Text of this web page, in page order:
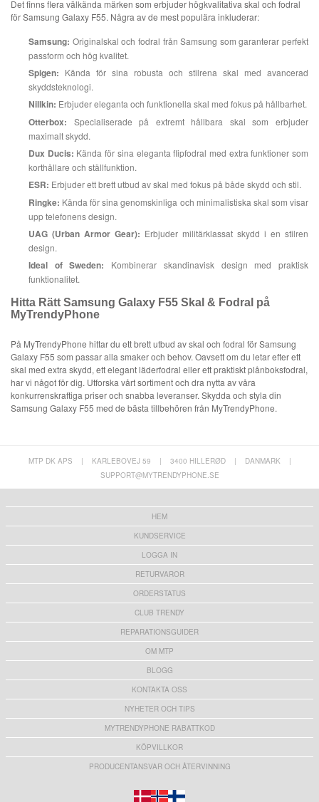
Det finns flera välkända märken som erbjuder högkvalitativa skal och fodral
för Samsung Galaxy F55. Några av de mest populära inkluderar:
Samsung: Originalskal och fodral från Samsung som garanterar perfekt
passform och hög kvalitet.
Spigen: Kända för sina robusta och stilrena skal med avancerad
skyddsteknologi.
Nillkin: Erbjuder eleganta och funktionella skal med fokus på hållbarhet.
Otterbox: Specialiserade på extremt hållbara skal som erbjuder
maximalt skydd.
Dux Ducis: Kända för sina eleganta flipfodral med extra funktioner som
korthållare och ställfunktion.
ESR: Erbjuder ett brett utbud av skal med fokus på både skydd och stil.
Ringke: Kända för sina genomskinliga och minimalistiska skal som visar
upp telefonens design.
UAG (Urban Armor Gear): Erbjuder militärklassat skydd i en stilren
design.
Ideal of Sweden: Kombinerar skandinavisk design med praktisk
funktionalitet.
Hitta Rätt Samsung Galaxy F55 Skal & Fodral på
MyTrendyPhone
På MyTrendyPhone hittar du ett brett utbud av skal och fodral för Samsung
Galaxy F55 som passar alla smaker och behov. Oavsett om du letar efter ett
skal med extra skydd, ett elegant läderfodral eller ett praktiskt plånboksfodral,
har vi något för dig. Utforska vårt sortiment och dra nytta av våra
konkurrenskraftiga priser och snabba leveranser. Skydda och styla din
Samsung Galaxy F55 med de bästa tillbehören från MyTrendyPhone.
MTP DK APS | KARLEBOVEJ 59 | 3400 HILLERØD | DANMARK
|
SUPPORT@MYTRENDYPHONE.SE
HEM
KUNDSERVICE
LOGGA IN
RETURVAROR
ORDERSTATUS
CLUB TRENDY
REPARATIONSGUIDER
OM MTP
BLOGG
KONTAKTA OSS
NYHETER OCH TIPS
MYTRENDYPHONE RABATTKOD
KÖPVILLKOR
PRODUCENTANSVAR OCH ÅTERVINNING